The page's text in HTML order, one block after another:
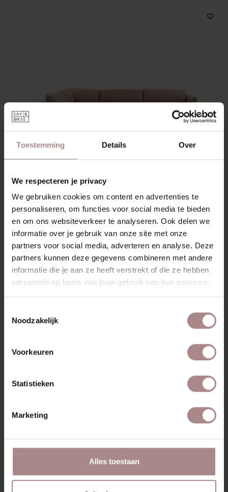
Toestemming Details Over
We respecteren je privacy
We gebruiken cookies om content en advertenties te
personaliseren, om functies voor social media te bieden
en om ons websiteverkeer te analyseren. Ook delen we
informatie over je gebruik van onze site met onze
partners voor social media, adverteren en analyse. Deze
partners kunnen deze gegevens combineren met andere
informatie die je aan ze heeft verstrekt of die ze hebben
verzameld op basis van jouw gebruik van hun services.
Noodzakelijk
Voorkeuren
Statistieken
Marketing
Alles toestaan
MODEL JOLIN
VANAF